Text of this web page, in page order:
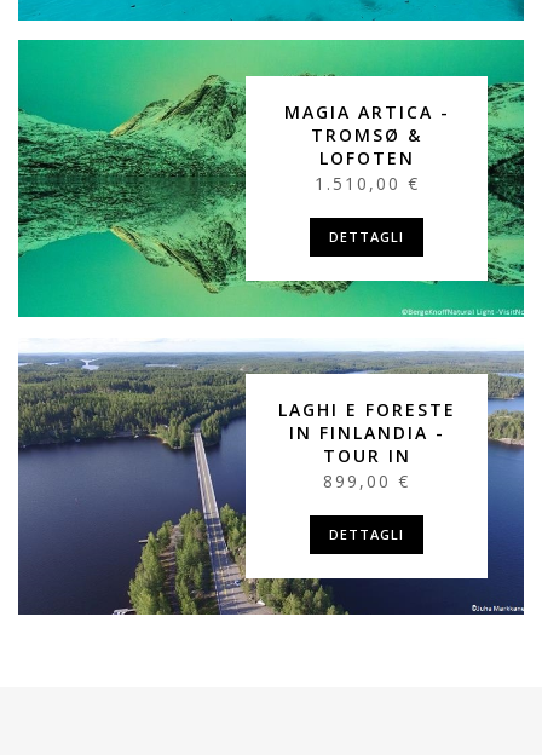
MAGIA ARTICA -
TROMSØ &
LOFOTEN
1.510,00 €
DETTAGLI
LAGHI E FORESTE
IN FINLANDIA -
TOUR IN
899,00 €
DETTAGLI